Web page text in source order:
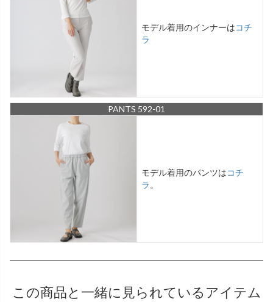
モデル着用のインナーはコチ
ラ
PANTS 592-01
モデル着用のパンツはコチ
ラ 。
この商品と 一緒に見られているアイテム